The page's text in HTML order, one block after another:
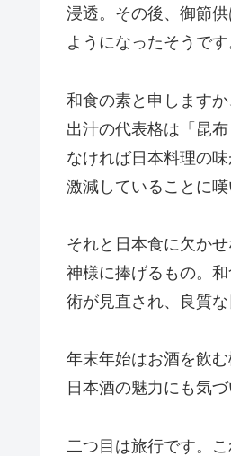
浸透。その後、御節
ようになったそうで
和食の素と申します
出汁の代表格は「昆
なければ日本料理の
激減していることに嘆
それと日本食に欠か
神様に捧げるもの。
術が見直され、良質
年末年始はお酒を飲む
日本酒の魅力にも気
二つ目は旅行です。